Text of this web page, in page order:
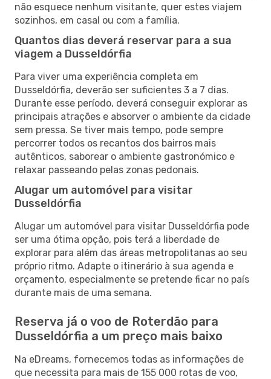
não esquece nenhum visitante, quer estes viajem
sozinhos, em casal ou com a família.
Quantos dias deverá reservar para a sua
viagem a Dusseldórfia
Para viver uma experiência completa em
Dusseldórfia, deverão ser suficientes 3 a 7 dias.
Durante esse período, deverá conseguir explorar as
principais atrações e absorver o ambiente da cidade
sem pressa. Se tiver mais tempo, pode sempre
percorrer todos os recantos dos bairros mais
autênticos, saborear o ambiente gastronómico e
relaxar passeando pelas zonas pedonais.
Alugar um automóvel para visitar
Dusseldórfia
Alugar um automóvel para visitar Dusseldórfia pode
ser uma ótima opção, pois terá a liberdade de
explorar para além das áreas metropolitanas ao seu
próprio ritmo. Adapte o itinerário à sua agenda e
orçamento, especialmente se pretende ficar no país
durante mais de uma semana.
Reserva já o voo de Roterdão para
Dusseldórfia a um preço mais baixo
Na eDreams, fornecemos todas as informações de
que necessita para mais de 155 000 rotas de voo,